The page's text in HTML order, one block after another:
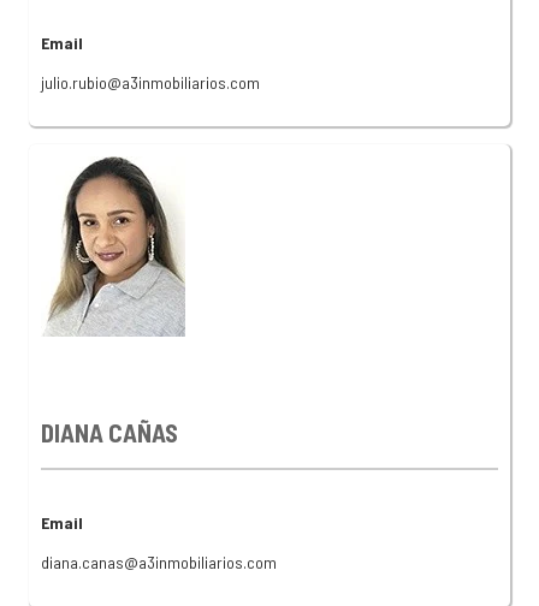
Email
julio.rubio@a3inmobiliarios.com
DIANA CAÑAS
Email
diana.canas@a3inmobiliarios.com